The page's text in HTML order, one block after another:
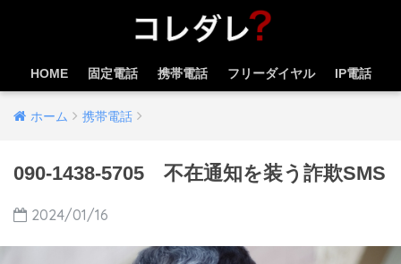
HOME 固定電話 携帯電話 フリーダイヤル IP電話
ホーム 携帯電話
090-1438-5705 不在通知を装う詐欺SMS
2024/01/16